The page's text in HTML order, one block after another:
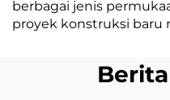
berbagai jenis
proyek konstruksi baru